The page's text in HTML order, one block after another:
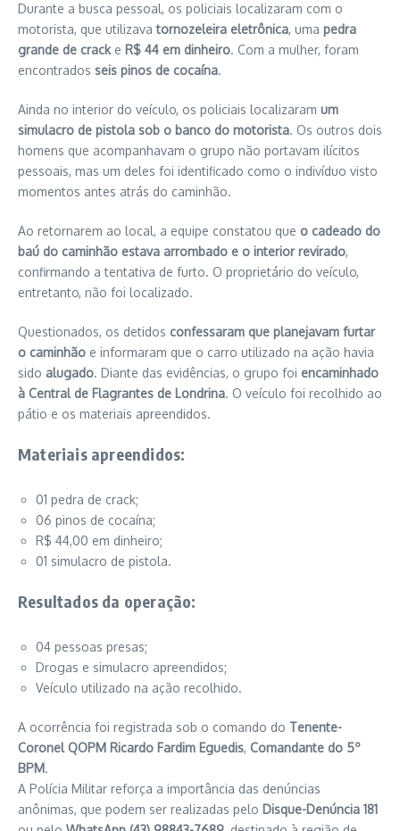
Durante a busca pessoal, os policiais localizaram com o
motorista, que utilizavatornozeleira eletrônica, uma pedra
grande de cracke R$ 44 em dinheiro. Com a mulher, foram
encontrados seis pinos de cocaína.
Ainda no interior do veículo, os policiais localizaram um
simulacro de pistola sob o banco do motorista. Os outros dois
homens que acompanhavam o grupo não portavam ilícitos
pessoais, mas um deles foi identificado como o indivíduo visto
momentos antes atrás do caminhão.
Ao retornarem ao local, a equipe constatou que o cadeado do
baú do caminhão estava arrombado e o interior revirado,
confirmando a tentativa de furto. O proprietário do veículo,
entretanto, não foi localizado.
Questionados, os detidos confessaram que planejavam furtar
o caminhão e informaram que o carro utilizado na ação havia
sido alugado. Diante das evidências, o grupo foi encaminhado
à Central de Flagrantes de Londrina. O veículo foi recolhido ao
pátio e os materiais apreendidos.
Materiais apreendidos:
01 pedra de crack;
06 pinos de cocaína;
R$ 44,00 em dinheiro;
01 simulacro de pistola.
Resultados da operação:
04 pessoas presas;
Drogas e simulacro apreendidos;
Veículo utilizado na ação recolhido.
A ocorrência foi registrada sob o comando do Tenente-
Coronel QOPM Ricardo Fardim Eguedis, Comandante do 5º
BPM.
A Polícia Militar reforça a importância das denúncias
anônimas, que podem ser realizadas pelo Disque-Denúncia 181